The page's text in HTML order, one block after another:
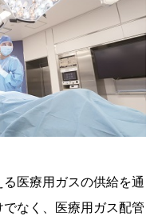
医療用ガスの供給を通
なく、医療用ガス配管